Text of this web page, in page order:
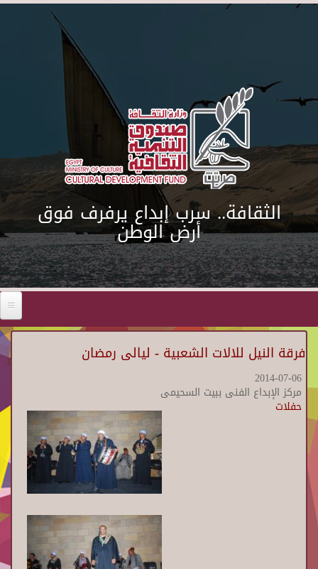
Skip to main content
الثقافة.. سرب إبداع يرفرف فوق
أرض الوطن
فرقة النيل للالات الشعبية - ليالى رمضان
2014-07-06
مركز الإبداع الفنى ببيت السحيمى
حفلات